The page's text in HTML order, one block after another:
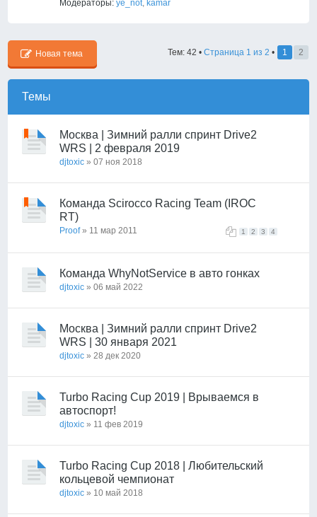
Модераторы: ye_not, kamar
Новая тема Тем: 42 • Страница 1 из 2 • 1 2
Темы
Москва | Зимний ралли спринт Drive2
WRS | 2 февраля 2019
djtoxic » 07 ноя 2018
Команда Scirocco Racing Team (IROC
RT)
1 2 3 4
Proof» 11 мар 2011
Команда WhyNotService в авто гонках
djtoxic » 06 май 2022
Москва | Зимний ралли спринт Drive2
WRS | 30 января 2021
djtoxic » 28 дек 2020
Turbo Racing Cup 2019 | Врываемся в
автоспорт!
djtoxic » 11 фев 2019
Turbo Racing Cup 2018 | Любительский
кольцевой чемпионат
djtoxic » 10 май 2018